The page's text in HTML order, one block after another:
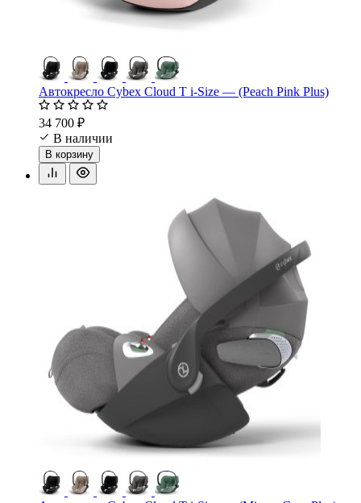
Автокресло Cybex Cloud T i-Size — (Peach Pink Plus)
34 700 ₽
В наличии
В корзину